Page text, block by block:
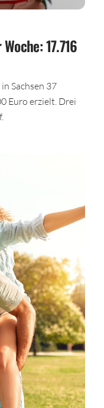
17.716
Sachsen 37
Euro erzielt. Drei